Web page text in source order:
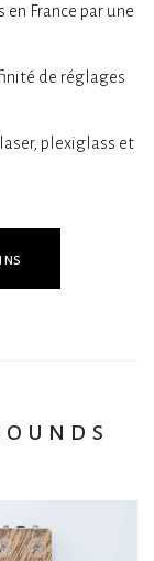
France par une
de réglages
plexiglass et